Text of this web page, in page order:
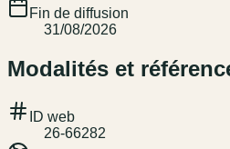
Fin de diffusion
31/08/2026
Modalités et
ID web
26-66282